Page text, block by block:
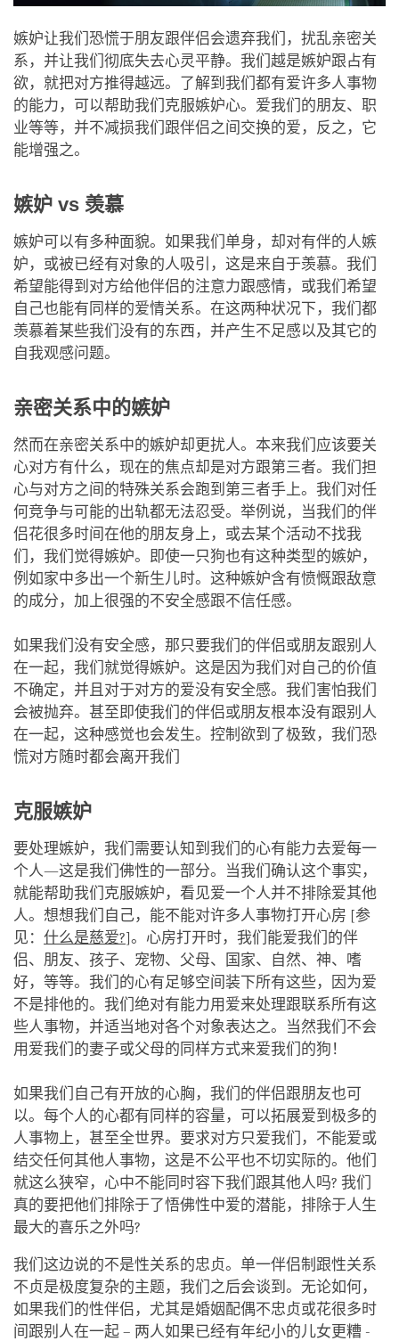
嫉妒让我们恐慌于朋友跟伴侣会遗弃我们，扰乱亲密关
系，并让我们彻底失去心灵平静。我们越是嫉妒跟占有
欲，就把对方推得越远。了解到我们都有爱许多人事物
的能力，可以帮助我们克服嫉妒心。爱我们的朋友、职
业等等，并不减损我们跟伴侣之间交换的爱，反之，它
能增强之。
嫉妒 vs 羡慕
嫉妒可以有多种面貌。如果我们单身，却对有伴的人嫉
妒，或被已经有对象的人吸引，这是来自于羡慕。我们
希望能得到对方给他伴侣的注意力跟感情，或我们希望
自己也能有同样的爱情关系。在这两种状况下，我们都
羡慕着某些我们没有的东西，并产生不足感以及其它的
自我观感问题。
亲密关系中的嫉妒
然而在亲密关系中的嫉妒却更扰人。本来我们应该要关
心对方有什么，现在的焦点却是对方跟第三者。我们担
心与对方之间的特殊关系会跑到第三者手上。我们对任
何竞争与可能的出轨都无法忍受。举例说，当我们的伴
侣花很多时间在他的朋友身上，或去某个活动不找我
们，我们觉得嫉妒。即使一只狗也有这种类型的嫉妒，
例如家中多出一个新生儿时。这种嫉妒含有愤慨跟敌意
的成分，加上很强的不安全感跟不信任感。
如果我们没有安全感，那只要我们的伴侣或朋友跟别人
在一起，我们就觉得嫉妒。这是因为我们对自己的价值
不确定，并且对于对方的爱没有安全感。我们害怕我们
会被抛弃。甚至即使我们的伴侣或朋友根本没有跟别人
在一起，这种感觉也会发生。控制欲到了极致，我们恐
慌对方随时都会离开我们
克服嫉妒
要处理嫉妒，我们需要认知到我们的心有能力去爱每一
个人—这是我们佛性的一部分。当我们确认这个事实，
就能帮助我们克服嫉妒，看见爱一个人并不排除爱其他
人。想想我们自己，能不能对许多人事物打开心房 [参
见： 什么是慈爱?]。心房打开时，我们能爱我们的伴
侣、朋友、孩子、宠物、父母、国家、自然、神、嗜
好，等等。我们的心有足够空间装下所有这些，因为爱
不是排他的。我们绝对有能力用爱来处理跟联系所有这
些人事物，并适当地对各个对象表达之。当然我们不会
用爱我们的妻子或父母的同样方式来爱我们的狗！
如果我们自己有开放的心胸，我们的伴侣跟朋友也可
以。每个人的心都有同样的容量，可以拓展爱到极多的
人事物上，甚至全世界。要求对方只爱我们，不能爱或
结交任何其他人事物，这是不公平也不切实际的。他们
就这么狭窄，心中不能同时容下我们跟其他人吗? 我们
真的要把他们排除于了悟佛性中爱的潜能，排除于人生
最大的喜乐之外吗?
我们这边说的不是性关系的忠贞。单一伴侣制跟性关系
不贞是极度复杂的主题，我们之后会谈到。无论如何，
如果我们的性伴侣，尤其是婚姻配偶不忠贞或花很多时
间跟别人在一起 – 两人如果已经有年纪小的儿女更糟 -